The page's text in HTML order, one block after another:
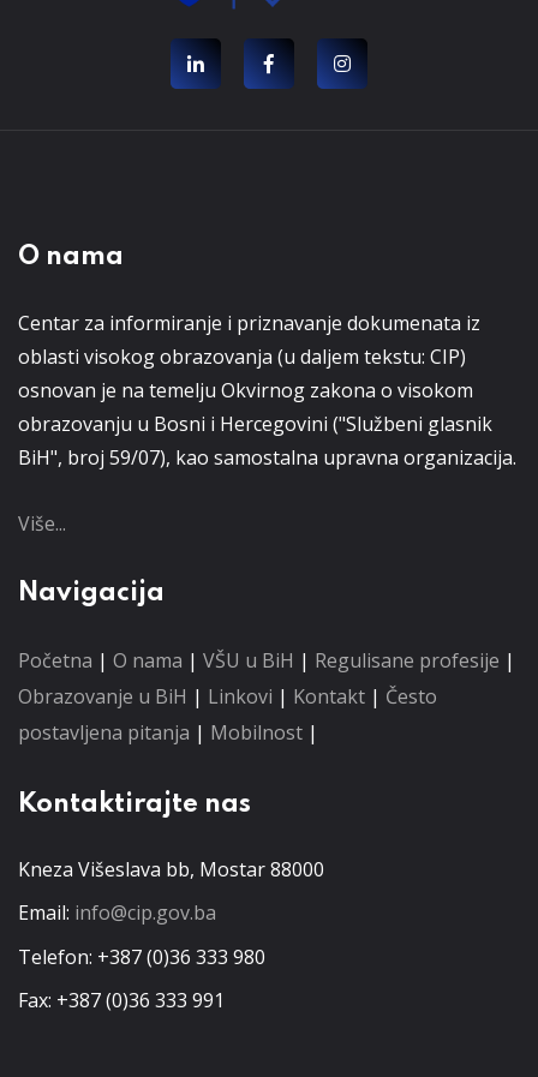
O nama
Centar za informiranje i priznavanje dokumenata iz
oblasti visokog obrazovanja (u daljem tekstu: CIP)
osnovan je na temelju Okvirnog zakona o visokom
obrazovanju u Bosni i Hercegovini ("Službeni glasnik
BiH", broj 59/07), kao samostalna upravna organizacija.
Više...
Navigacija
Početna | O nama | VŠU u BiH | Regulisane profesije |
Obrazovanje u BiH | Linkovi | Kontakt | Često
postavljena pitanja | Mobilnost |
Kontaktirajte nas
Kneza Višeslava bb, Mostar 88000
Email: info@cip.gov.ba
Telefon: +387 (0)36 333 980
Fax: +387 (0)36 333 991